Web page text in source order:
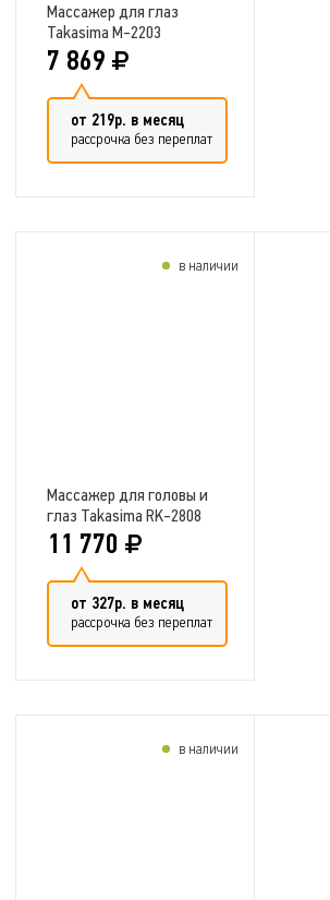
Массажер для глаз
Takasima M-2203
7 869
от 219р. в месяц
рассрочка без переплат
Массажер для головы и
глаз Takasima RK-2808
11 770
от 327р. в месяц
рассрочка без переплат
в наличии
в наличии